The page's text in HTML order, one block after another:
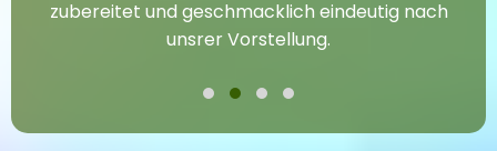
zubereitet und geschmacklich eindeutig nach
unsrer Vorstellung.